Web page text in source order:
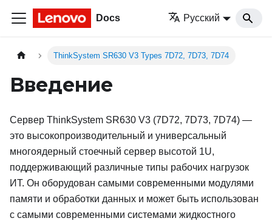
Docs Русский
ThinkSystem SR630 V3 Types 7D72, 7D73, 7D74
Введение
Сервер ThinkSystem SR630 V3 (7D72, 7D73, 7D74) —
это высокопроизводительный и универсальный
многоядерный стоечный сервер высотой 1U,
поддерживающий различные типы рабочих нагрузок
ИТ. Он оборудован самыми современными модулями
памяти и обработки данных и может быть использован
с самыми современными системами жидкостного